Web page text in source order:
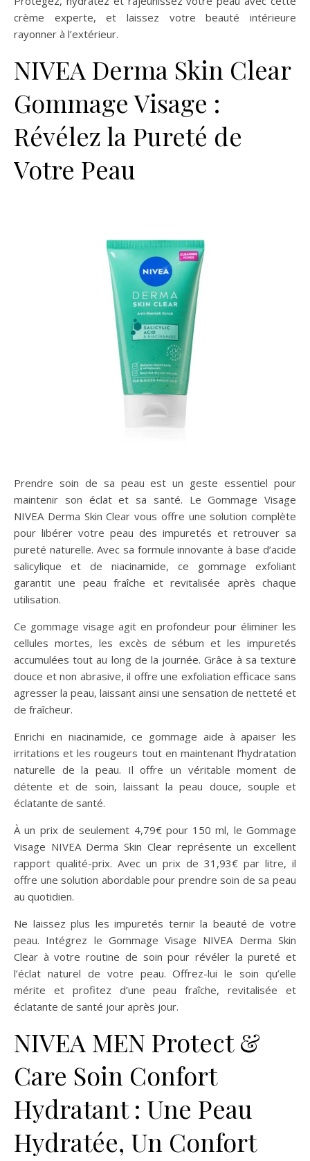
crème experte, et laissez votre beauté intérieure
rayonner à l’extérieur.
NIVEA Derma Skin Clear
Gommage Visage :
Révélez la Pureté de
Votre Peau
Prendre soin de sa peau est un geste essentiel pour
maintenir son éclat et sa santé. Le Gommage Visage
NIVEA Derma Skin Clear vous offre une solution complète
pour libérer votre peau des impuretés et retrouver sa
pureté naturelle. Avec sa formule innovante à base d’acide
salicylique et de niacinamide, ce gommage exfoliant
garantit une peau fraîche et revitalisée après chaque
utilisation.
Ce gommage visage agit en profondeur pour éliminer les
cellules mortes, les excès de sébum et les impuretés
accumulées tout au long de la journée. Grâce à sa texture
douce et non abrasive, il offre une exfoliation efficace sans
agresser la peau, laissant ainsi une sensation de netteté et
de fraîcheur.
Enrichi en niacinamide, ce gommage aide à apaiser les
irritations et les rougeurs tout en maintenant l’hydratation
naturelle de la peau. Il offre un véritable moment de
détente et de soin, laissant la peau douce, souple et
éclatante de santé.
À un prix de seulement 4,79€ pour 150 ml, le Gommage
Visage NIVEA Derma Skin Clear représente un excellent
rapport qualité-prix. Avec un prix de 31,93€ par litre, il
offre une solution abordable pour prendre soin de sa peau
au quotidien.
Ne laissez plus les impuretés ternir la beauté de votre
peau. Intégrez le Gommage Visage NIVEA Derma Skin
Clear à votre routine de soin pour révéler la pureté et
l’éclat naturel de votre peau. Offrez-lui le soin qu’elle
mérite et profitez d’une peau fraîche, revitalisée et
éclatante de santé jour après jour.
NIVEA MEN Protect &
Care Soin Confort
Hydratant : Une Peau
Hydratée, Un Confort